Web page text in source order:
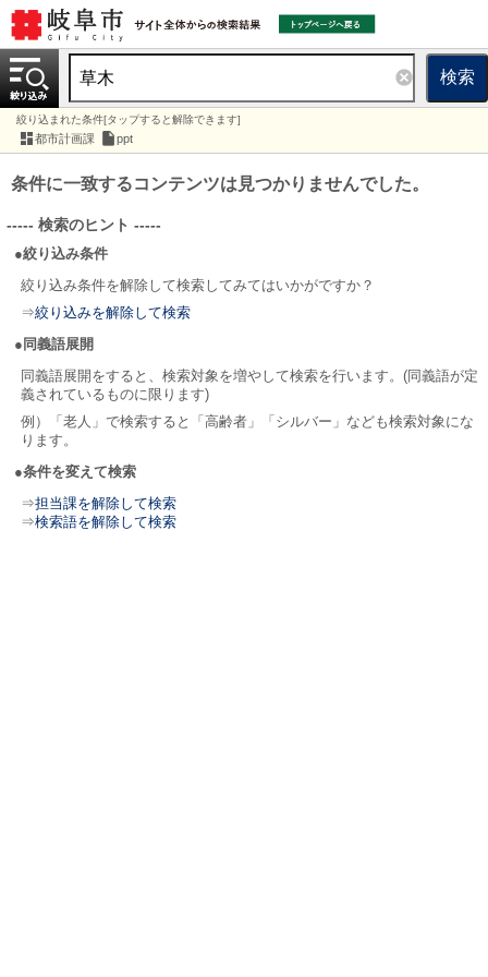
検索
絞り込まれた条件[タップすると解除できます]
都市計画課 ppt
条件に一致するコンテンツは見つかりませんでした。
----- 検索のヒント -----
●絞り込み条件
絞り込み条件を解除して検索してみてはいかがですか？
⇒絞り込みを解除して検索
●同義語展開
同義語展開をすると、検索対象を増やして検索を行います。(同義語が定
義されているものに限ります)
例）「老人」で検索すると「高齢者」「シルバー」なども検索対象にな
ります。
●条件を変えて検索
⇒担当課を解除して検索
⇒検索語を解除して検索